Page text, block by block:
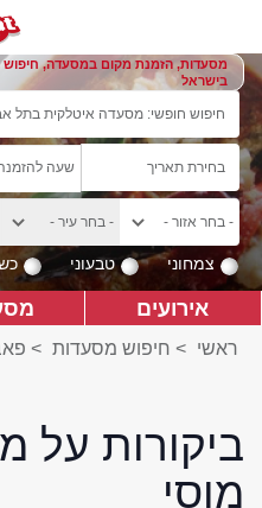
מסעדות, הזמנת מקום במסעדה, חיפוש
בישראל
צמחוני טבעוני
אירועים
ראשי > חיפוש מסעדות >
ביקורות על
מוסי